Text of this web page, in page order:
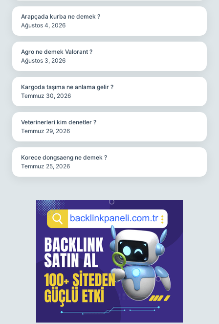
Arapçada kurba ne demek ?
Ağustos 4, 2026
Agro ne demek Valorant ?
Ağustos 3, 2026
Kargoda taşıma ne anlama gelir ?
Temmuz 30, 2026
Veterinerleri kim denetler ?
Temmuz 29, 2026
Korece dongsaeng ne demek ?
Temmuz 25, 2026